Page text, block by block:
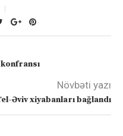
Növbəti yazı
Əviv xiyabanları bağlandı